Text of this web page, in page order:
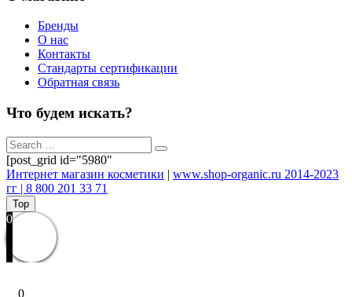
Бренды
О нас
Контакты
Стандарты сертификации
Обратная связь
Что будем искать?
[post_grid id="5980"
Интернет магазин косметики | www.shop-organic.ru 2014-2023
гг | 8 800 201 33 71
Top
0
0